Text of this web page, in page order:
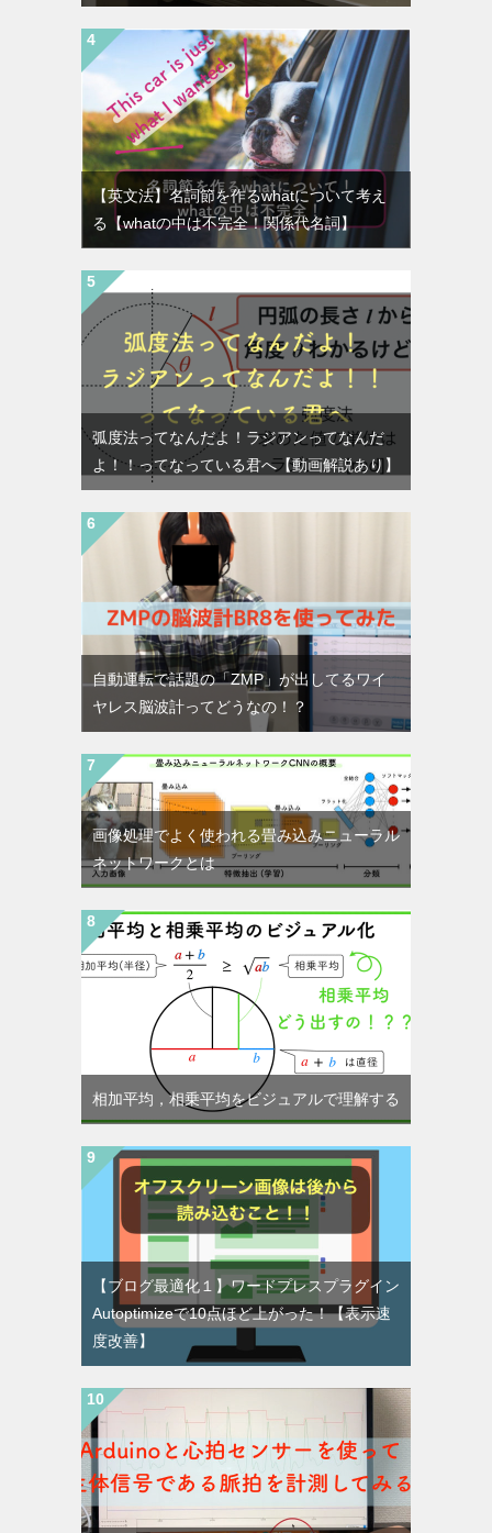
【英文法】名詞節を作るwhatについて考え
る【whatの中は不完全！関係代名詞】
弧度法ってなんだよ！ラジアンってなんだ
よ！！ってなっている君へ【動画解説あり】
自動運転で話題の「ZMP」が出してるワイ
ヤレス脳波計ってどうなの！？
画像処理でよく使われる畳み込みニューラル
ネットワークとは
相加平均，相乗平均をビジュアルで理解する
【ブログ最適化１】ワードプレスプラグイン
Autoptimizeで10点ほど上がった！【表示速
度改善】